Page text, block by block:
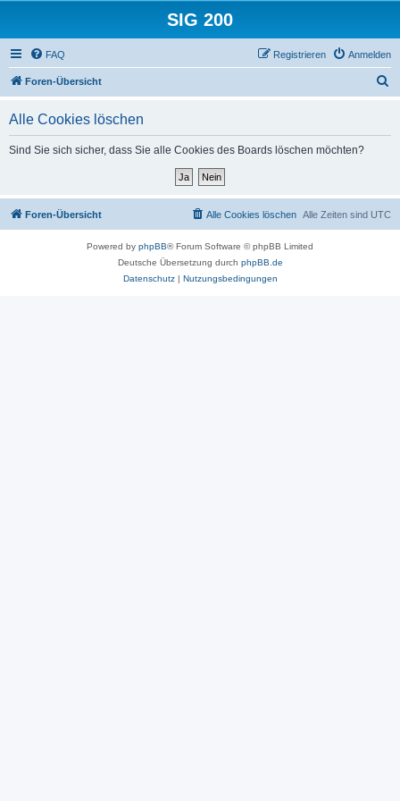
SIG 200
FAQ Anmelden
Registrieren
Foren-Übersicht
Alle Cookies löschen
Sind Sie sich sicher, dass Sie alle Cookies des Boards löschen möchten?
Foren-Übersicht Alle Zeiten sind UTC
Alle Cookies löschen
Powered by phpBB® Forum Software © phpBB Limited
Deutsche Übersetzung durch phpBB.de
Datenschutz| Nutzungsbedingungen